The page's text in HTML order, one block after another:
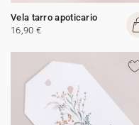
Vela tarro apoticario
16,90 €